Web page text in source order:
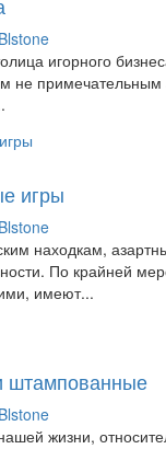
Blstone
игорного
не примечательным
игры
Blstone
находкам,
По крайней
имеют...
штампованные
Blstone
жизни,